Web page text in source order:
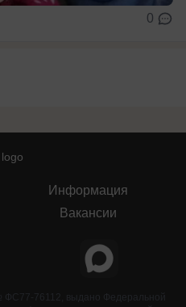
0
Информация
Вакансии
76112, выдано Федеральной